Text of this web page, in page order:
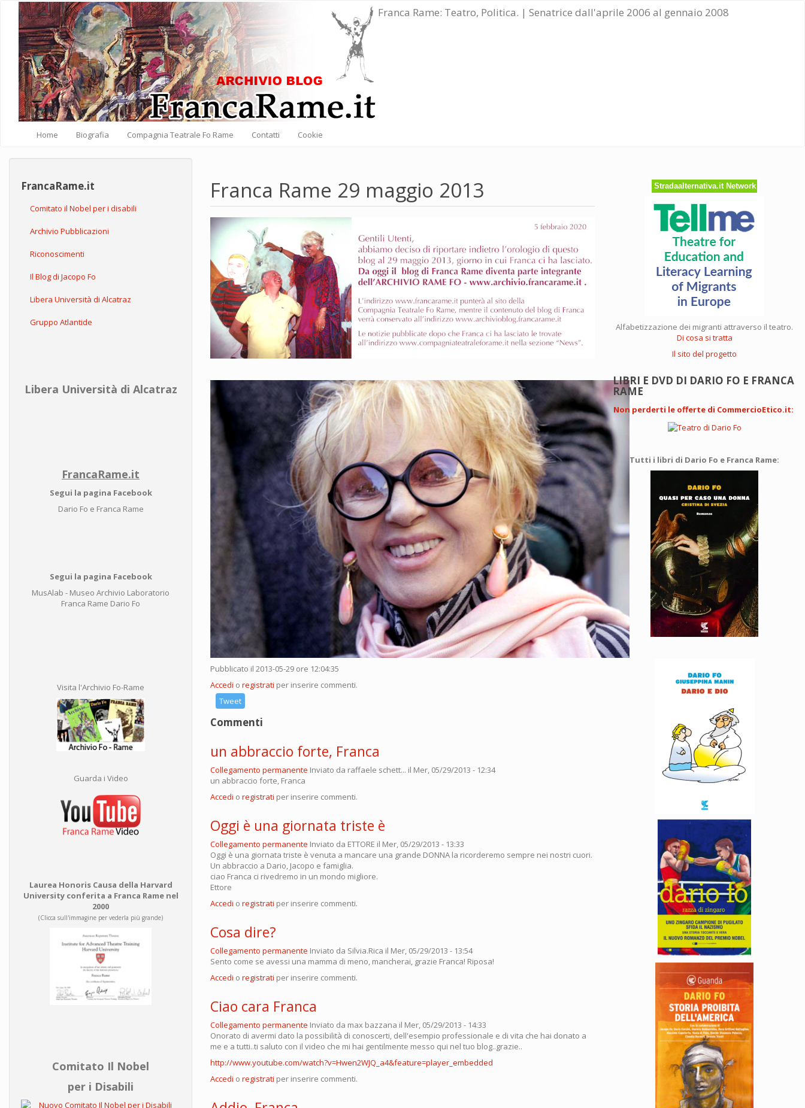
Salta al contenuto principale Franca Rame: Teatro, Politica. | Senatrice dall'aprile 2006 al gennaio 2008
Home Biografia Compagnia Teatrale Fo Rame Contatti Cookie
FrancaRame.it
Comitato il Nobel per i disabili
Archivio Pubblicazioni
Riconoscimenti
Il Blog di Jacopo Fo
Libera Università di Alcatraz
Gruppo Atlantide
Libera Università di Alcatraz
FrancaRame.it
Segui la pagina Facebook
Dario Fo e Franca Rame
Segui la pagina Facebook
MusAlab - Museo Archivio Laboratorio
Franca Rame Dario Fo
Visita l'Archivio Fo-Rame
Guarda i Video
Laurea Honoris Causa della Harvard
University conferita a Franca Rame nel
2000
(Clicca sull'immagine per vederla più grande)
Comitato Il Nobel
per i Disabili
Franca Rame 29 maggio 2013
Pubblicato il 2013-05-29 ore 12:04:35
Accedi o registrati per inserire commenti.
Tweet
Commenti
un abbraccio forte, Franca
Collegamento permanente Inviato da raffaele schett... il Mer, 05/29/2013 - 12:34
un abbraccio forte, Franca
Accedi o registrati per inserire commenti.
Oggi è una giornata triste è
Collegamento permanente Inviato da ETTORE il Mer, 05/29/2013 - 13:33
Oggi è una giornata triste è venuta a mancare una grande DONNA la ricorderemo sempre nei nostri cuori.
Un abbraccio a Dario, Jacopo e famiglia.
ciao Franca ci rivedremo in un mondo migliore.
Ettore
Accedi o registrati per inserire commenti.
Cosa dire?
Collegamento permanente Inviato da Silvia.Rica il Mer, 05/29/2013 - 13:54
Sento come se avessi una mamma di meno, mancherai, grazie Franca! Riposa!
Accedi o registrati per inserire commenti.
Ciao cara Franca
Collegamento permanente Inviato da max bazzana il Mer, 05/29/2013 - 14:33
Onorato di avermi dato la possibilità di conoscerti, dell'esempio professionale e di vita che hai donato a
me e a tutti..ti saluto con il video che mi hai gentilmente messo qui nel tuo blog..grazie..
http://www.youtube.com/watch?v=Hwen2WJQ_a4&feature=player_embedded
Accedi o registrati per inserire commenti.
Stradaalternativa.it Network
Alfabetizzazione dei migranti attraverso il teatro.
Di cosa si tratta
Il sito del progetto
LIBRI E DVD DI DARIO FO E FRANCA
RAME
Non perderti le offerte di CommercioEtico.it:
Tutti i libri di Dario Fo e Franca Rame: